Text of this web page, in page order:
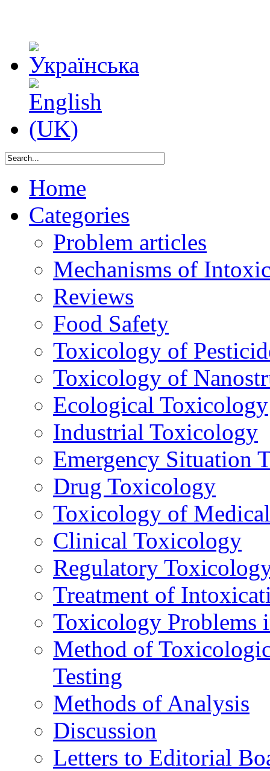
Home
Categories
Problem articles
Mechanisms of
Reviews
Food Safety
Toxicology of
Toxicology of
Ecological Toxicology
Industrial Toxicology
Emergency Situation
Drug Toxicology
Toxicology of
Clinical Toxicology
Regulatory
Treatment of
Toxicology Problems
Method of
Testing
Methods of Analysis
Discussion
Letters to Editorial